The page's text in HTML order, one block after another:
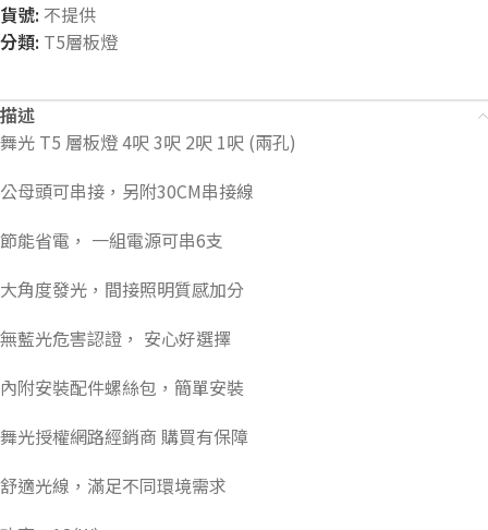
貨號: 不提供
分類: T5層板燈
描述
舞光 T5 層板燈 4呎 3呎 2呎 1呎 (兩孔)
公母頭可串接，另附30CM串接線
節能省電， 一組電源可串6支
大角度發光，間接照明質感加分
無藍光危害認證， 安心好選擇
內附安裝配件螺絲包，簡單安裝
舞光授權網路經銷商 購買有保障
舒適光線，滿足不同環境需求